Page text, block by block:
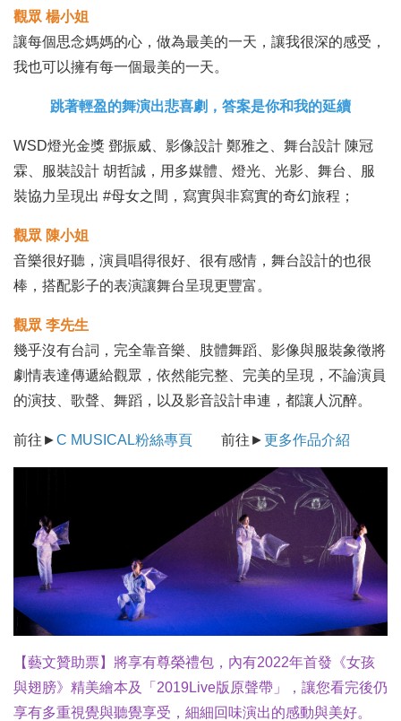
觀眾 楊小姐
讓每個思念媽媽的心，做為最美的一天，讓我很深的感受，
我也可以擁有每一個最美的一天。
跳著輕盈的舞演出悲喜劇，答案是你和我的延續
WSD燈光金獎 鄧振威、影像設計 鄭雅之、舞台設計 陳冠
霖、服裝設計 胡哲誠，用多媒體、燈光、光影、舞台、服
裝協力呈現出 #母女之間，寫實與非寫實的奇幻旅程；
觀眾 陳小姐
音樂很好聽，演員唱得很好、很有感情，舞台設計的也很
棒，搭配影子的表演讓舞台呈現更豐富。
觀眾 李先生
幾乎沒有台詞，完全靠音樂、肢體舞蹈、影像與服裝象徵將
劇情表達傳遞給觀眾，依然能完整、完美的呈現，不論演員
的演技、歌聲、舞蹈，以及影音設計串連，都讓人沉醉。
前往►C MUSICAL粉絲專頁 前往►更多作品介紹
【藝文贊助票】將享有尊榮禮包，內有2022年首發《女孩
與翅膀》精美繪本及「2019Live版原聲帶」，讓您看完後仍
享有多重視覺與聽覺享受，細細回味演出的感動與美好。